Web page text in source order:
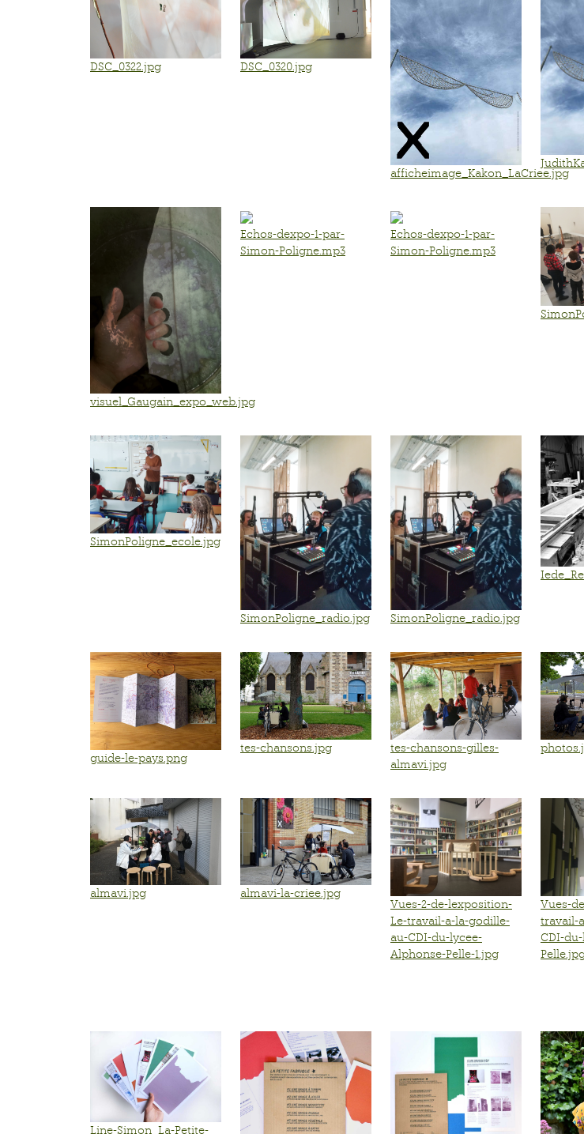
DSC_0322.jpg DSC_0320.jpg
afficheimage_Kakon_LaCriee.jpg
visuel_Gaugain_expo_web.jpg
Echos-dexpo-1-par-
Simon-Poligne.mp3
Echos-dexpo-1-par-
Simon-Poligne.mp3
SimonPoligne_ecole.jpg
SimonPoligne_radio.jpg SimonPoligne_radio.jpg
guide-le-pays.png
tes-chansons.jpg
tes-chansons-gilles-
almavi.jpg
almavi.jpg
almavi-la-criee.jpg
Vues-2-de-lexposition-
Le-travail-a-la-godille-
au-CDI-du-lycee-
Alphonse-Pelle-1.jpg
Vues-
travail-
CDI-
Line-Simon_La-Petite-